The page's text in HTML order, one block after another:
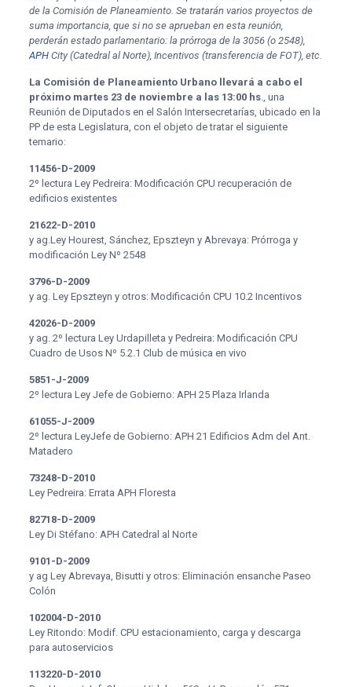
de la Comisión de Planeamiento. Se tratarán varios proyectos de
suma importancia, que si no se aprueban en esta reunión,
perderán estado parlamentario: la prórroga de la 3056 (o 2548),
APHCity (Catedral al Norte), Incentivos (transferencia de FOT), etc.
La Comisión de Planeamiento Urbano llevará a cabo el
próximo martes 23 de noviembre a las 13:00 hs., una
Reunión de Diputados en el Salón Intersecretarías, ubicado en la
PP de esta Legislatura, con el objeto de tratar el siguiente
temario:
11456-D-2009
2º lectura Ley Pedreira: Modificación CPU recuperación de
edificios existentes
21622-D-2010
y ag.Ley Hourest, Sánchez, Epszteyn y Abrevaya: Prórroga y
modificación Ley Nº 2548
3796-D-2009
y ag. Ley Epszteyn y otros: Modificación CPU 10.2 Incentivos
42026-D-2009
y ag. 2º lectura Ley Urdapilleta y Pedreira: Modificación CPU
Cuadro de Usos Nº 5.2.1 Club de música en vivo
5851-J-2009
2º lectura Ley Jefe de Gobierno: APH 25 Plaza Irlanda
61055-J-2009
2º lectura LeyJefe de Gobierno: APH 21 Edificios Adm del Ant.
Matadero
73248-D-2010
Ley Pedreira: Errata APH Floresta
82718-D-2009
Ley Di Stéfano: APH Catedral al Norte
9101-D-2009
y ag Ley Abrevaya, Bisutti y otros: Eliminación ensanche Paseo
Colón
102004-D-2010
Ley Ritondo: Modif. CPU estacionamiento, carga y descarga
para autoservicios
113220-D-2010